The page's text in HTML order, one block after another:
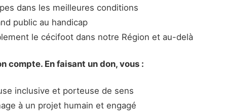
dans les meilleures conditions
public au handicap
le cécifoot dans notre Région et au-delà
compte. En faisant un don, vous :
inclusive et porteuse de sens
à un projet humain et engagé